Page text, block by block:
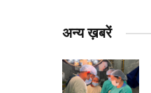
अन्य ख़बरें